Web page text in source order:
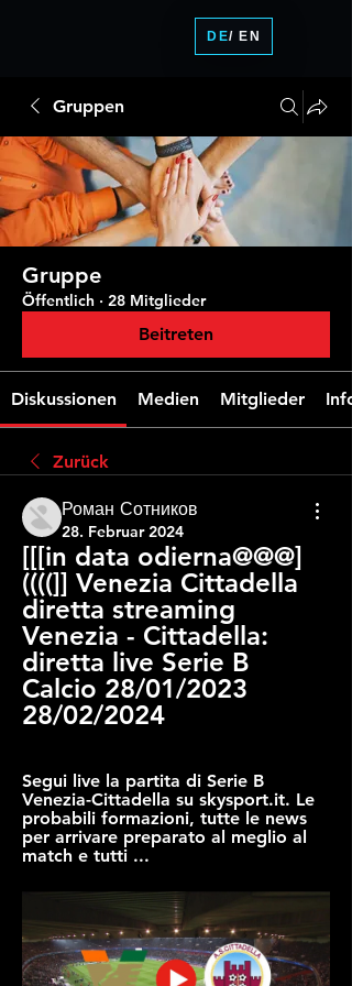
Gruppen
Gruppe
Öffentlich · 28 Mitglieder
Beitreten
Diskussionen Medien Mitglieder Info
Zurück
Роман Сотников
28. Februar 2024
[[[in data odierna@@@]
((((]] Venezia Cittadella
diretta streaming
Venezia - Cittadella:
diretta live Serie B
Calcio 28/01/2023
28/02/2024
Segui live la partita di Serie B
Venezia-Cittadella su skysport.it. Le
probabili formazioni, tutte le news
per arrivare preparato al meglio al
match e tutti ...
DE/ EN